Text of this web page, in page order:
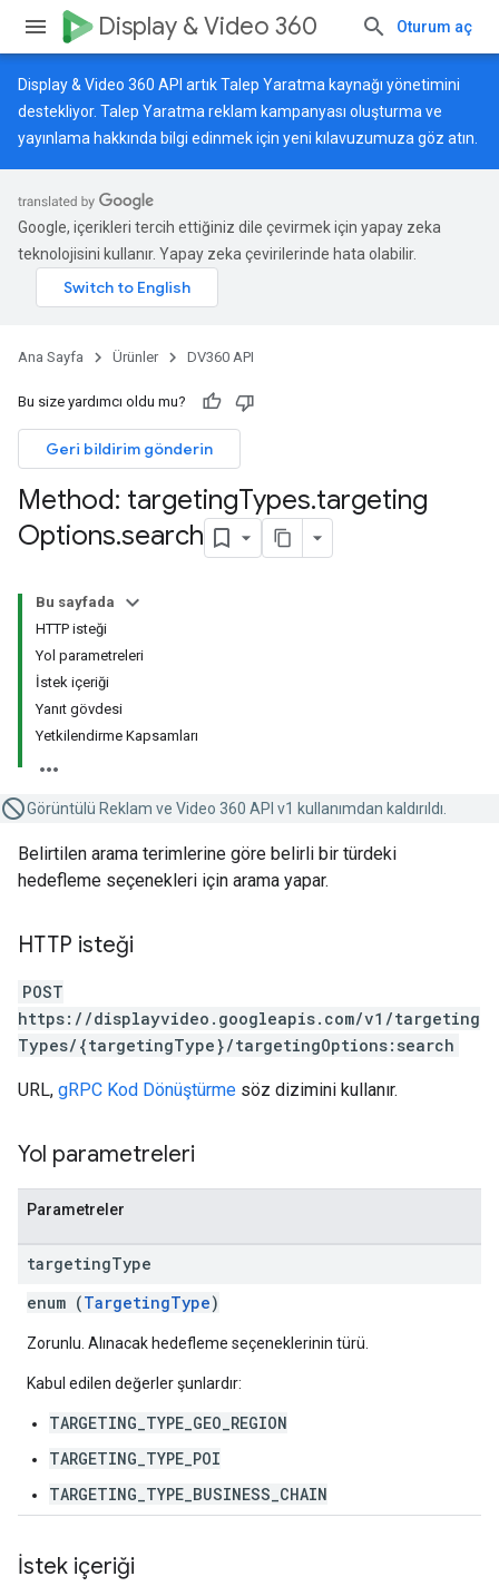
Display & Video 360 Oturum aç
Display & Video 360 API artık Talep Yaratma kaynağı yönetimini
destekliyor. Talep Yaratma reklam kampanyası oluşturma ve
yayınlama hakkında bilgi edinmek için yeni kılavuzumuza göz atın.
Google, içerikleri tercih ettiğiniz dile çevirmek için yapay zeka
teknolojisini kullanır. Yapay zeka çevirilerinde hata olabilir.
Ana Sayfa Ürünler DV360 API
Bu size yardımcı oldu mu?
Geri bildirim gönderin
Method: targetingTypes.targeting
Options.search
Bu sayfada
HTTP isteği
Yol parametreleri
İstek içeriği
Yanıt gövdesi
Yetkilendirme Kapsamları
Görüntülü Reklam ve Video 360 API v1 kullanımdan kaldırıldı.
Belirtilen arama terimlerine göre belirli bir türdeki
hedefleme seçenekleri için arama yapar.
HTTP isteği
POST
https://displayvideo.googleapis.com/v1/targeting
Types/{targetingType}/targetingOptions:search
URL, gRPC Kod Dönüştürme söz dizimini kullanır.
Yol parametreleri
Parametreler
targetingType
enum (TargetingType)
Zorunlu. Alınacak hedefleme seçeneklerinin türü.
Kabul edilen değerler şunlardır:
TARGETING_TYPE_GEO_REGION
TARGETING_TYPE_POI
TARGETING_TYPE_BUSINESS_CHAIN
İstek içeriği